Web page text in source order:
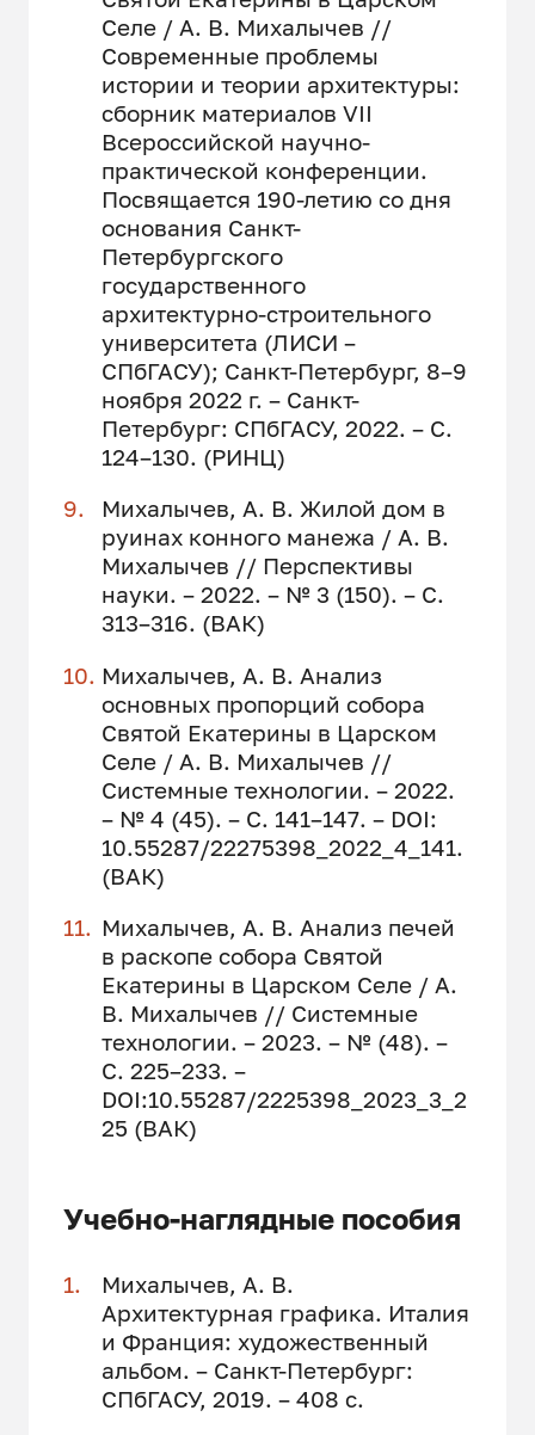
Селе / А. В. Михалычев //
Современные проблемы
истории и теории архитектуры:
сборник материалов VII
Всероссийской научно-
практической конференции.
Посвящается 190-летию со дня
основания Санкт-
Петербургского
государственного
архитектурно-строительного
университета (ЛИСИ –
СПбГАСУ); Санкт-Петербург, 8–9
ноября 2022 г. – Санкт-
Петербург: СПбГАСУ, 2022. – С.
124–130. (РИНЦ)
Михалычев, А. В. Жилой дом в
руинах конного манежа / А. В.
Михалычев // Перспективы
науки. – 2022. – № 3 (150). – С.
313–316. (ВАК)
Михалычев, А. В. Анализ
основных пропорций собора
Святой Екатерины в Царском
Селе / А. В. Михалычев //
Системные технологии. – 2022.
– № 4 (45). – С. 141–147. – DOI:
10.55287/22275398_2022_4_141.
(ВАК)
Михалычев, А. В. Анализ печей
в раскопе собора Святой
Екатерины в Царском Селе / А.
В. Михалычев // Системные
технологии. – 2023. – № (48). –
С. 225–233. –
DOI:10.55287/2225398_2023_3_2
25 (ВАК)
Учебно-наглядные пособия
Михалычев, А. В.
Архитектурная графика. Италия
и Франция: художественный
альбом. – Санкт-Петербург:
СПбГАСУ, 2019. – 408 с.